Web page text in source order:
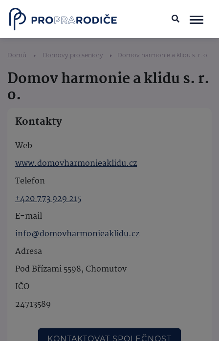
Domů Domovy pro seniory Domov harmonie a klidu s. r. o.
Domov harmonie a klidu s. r.
o.
Kontakty
Web
www.domovharmonieaklidu.cz
Telefon
+420 773 929 215
E-mail
info@domovharmonieaklidu.cz
Adresa
Pod Břízami 5598, Chomutov
IČO
24713589
KONTAKTOVAT SPOLEČNOST